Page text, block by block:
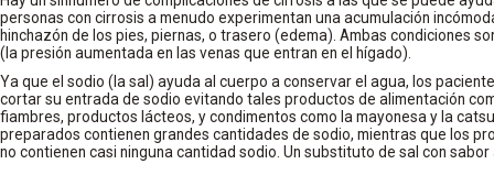
personas con cirrosis a menudo experimentan una acumulación
hinchazón de los pies, piernas, o trasero (edema). Ambas condiciones
(la presión aumentada en las venas que entran en el hígado).
Ya que el sodio (la sal) ayuda al cuerpo a conservar el agua, los
cortar su entrada de sodio evitando tales productos de alimentación
fiambres, productos lácteos, y condimentos como la mayonesa y la
preparados contienen grandes cantidades de sodio, mientras que los
no contienen casi ninguna cantidad sodio. Un substituto de sal con